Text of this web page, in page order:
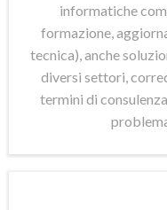
informatiche
formazione,
tecnica), anche
diversi settori,
termini di